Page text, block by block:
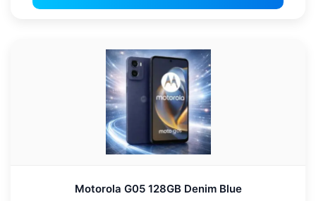
Motorola G05 128GB Denim Blue